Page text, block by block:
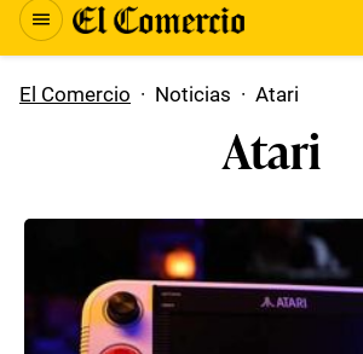
El Comercio · Noticias · Atari
Atari